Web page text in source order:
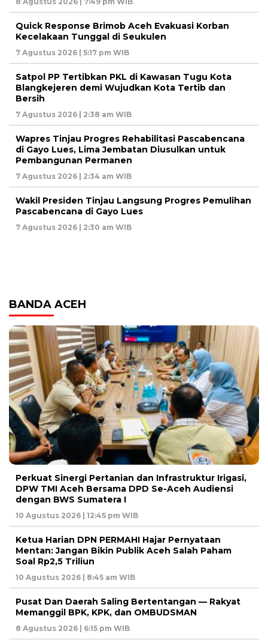
Quick Response Brimob Aceh Evakuasi Korban
Kecelakaan Tunggal di Seukulen
7 Agustus 2026 | 5:17 pm WIB
Satpol PP Tertibkan PKL di Kawasan Tugu Kota
Blangkejeren demi Wujudkan Kota Tertib dan
Bersih
7 Agustus 2026 | 2:38 am WIB
Wapres Tinjau Progres Rehabilitasi Pascabencana
di Gayo Lues, Lima Jembatan Diusulkan untuk
Pembangunan Permanen
7 Agustus 2026 | 2:34 am WIB
Wakil Presiden Tinjau Langsung Progres Pemulihan
Pascabencana di Gayo Lues
7 Agustus 2026 | 2:30 am WIB
BANDA ACEH
Perkuat Sinergi Pertanian dan Infrastruktur Irigasi,
DPW TMI Aceh Bersama DPD Se-Aceh Audiensi
dengan BWS Sumatera I
10 Agustus 2026 | 12:45 pm WIB
Ketua Harian DPN PERMAHI Hajar Pernyataan
Mentan: Jangan Bikin Publik Aceh Salah Paham
Soal Rp2,5 Triliun
10 Agustus 2026 | 8:45 am WIB
Pusat Dan Daerah Saling Bertentangan — Rakyat
Memanggil BPK, KPK, dan OMBUDSMAN
8 Agustus 2026 | 6:15 pm WIB